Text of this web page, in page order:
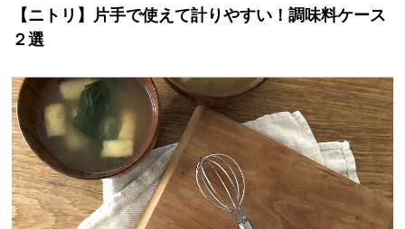
【ニトリ】片手で使えて計りやすい！調味料ケース
２選